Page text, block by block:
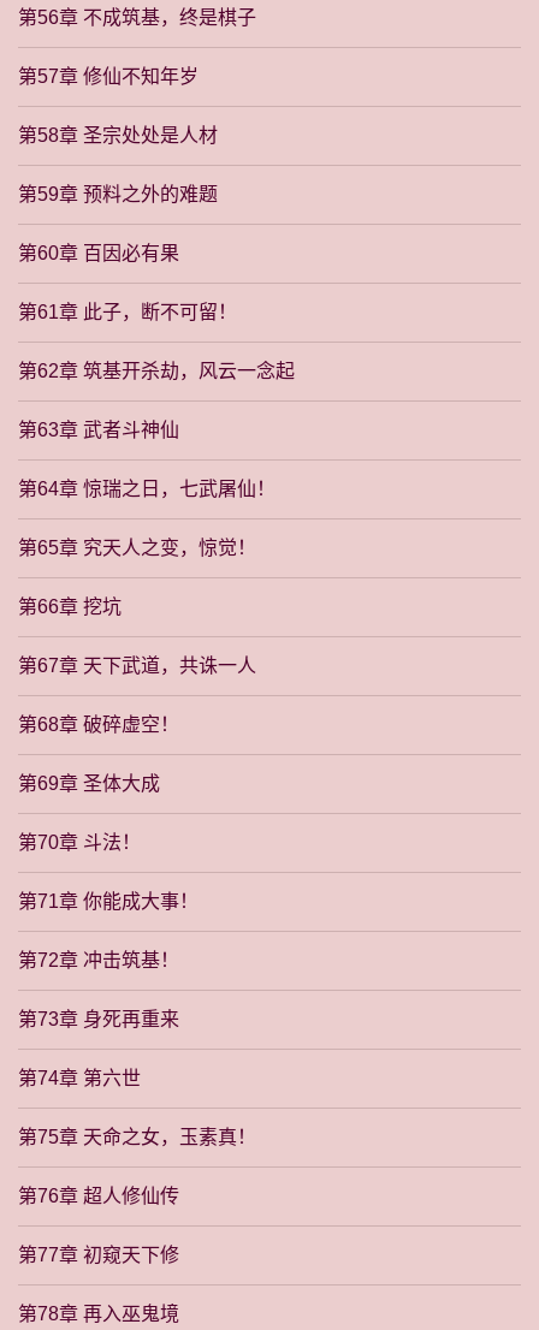
第56章 不成筑基，终是棋子
第57章 修仙不知年岁
第58章 圣宗处处是人材
第59章 预料之外的难题
第60章 百因必有果
第61章 此子，断不可留！
第62章 筑基开杀劫，风云一念起
第63章 武者斗神仙
第64章 惊瑞之日，七武屠仙！
第65章 究天人之变，惊觉！
第66章 挖坑
第67章 天下武道，共诛一人
第68章 破碎虚空！
第69章 圣体大成
第70章 斗法！
第71章 你能成大事！
第72章 冲击筑基！
第73章 身死再重来
第74章 第六世
第75章 天命之女，玉素真！
第76章 超人修仙传
第77章 初窥天下修
第78章 再入巫鬼境